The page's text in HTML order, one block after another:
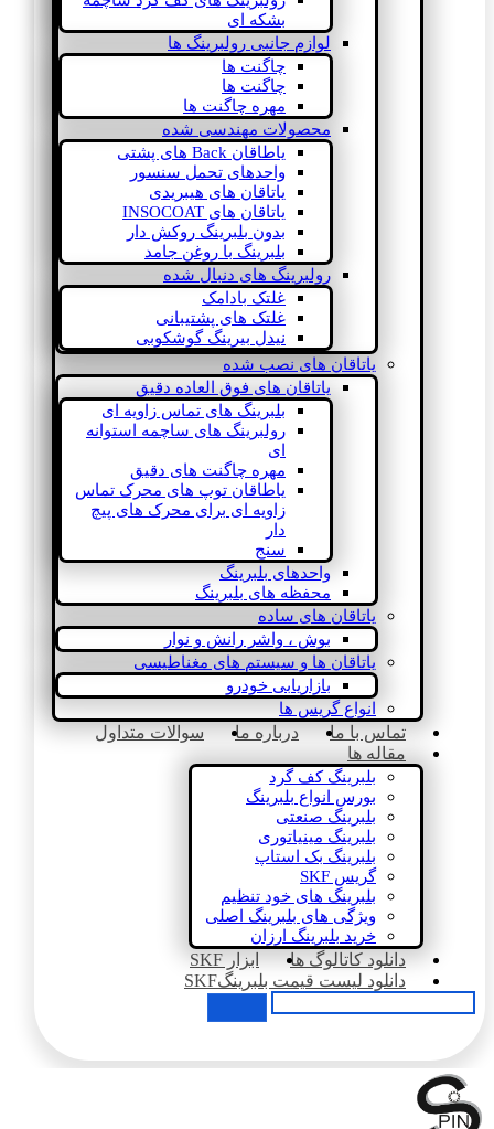
بشکه ای
لوازم جانبی رولبرینگ ها
چاگنت ها
چاگنت ها
مهره چاگنت ها
محصولات مهندسی شده
یاطاقان Back های پشتی
واحدهای تحمل سنسور
یاتاقان های هیبریدی
یاتاقان های INSOCOAT
بدون بلبرینگ روکش دار
بلبرینگ با روغن جامد
رولبرینگ های دنبال شده
غلتک بادامک
غلتک های پشتیبانی
نیدل بیرینگ گوشکوبی
یاتاقان های نصب شده
یاتاقان های فوق العاده دقیق
بلبرینگ های تماس زاویه ای
رولبرینگ های ساچمه استوانه
ای
مهره چاگنت های دقیق
یاطاقان توپ های محرک تماس
زاویه ای برای محرک های پیچ
دار
سنج
واحدهای بلبرینگ
محفظه های بلبرینگ
یاتاقان های ساده
بوش ، واشر رانش و نوار
یاتاقان ها و سیستم های مغناطیسی
بازاریابی خودرو
انواع گریس ها
تماس با ما درباره ما
سوالات متداول
مقاله ها
بلبرینگ کف گرد
بورس انواع بلبرینگ
بلبرینگ صنعتی
بلبرینگ مینیاتوری
بلبرینگ بک استاپ
گریس SKF
بلبرینگ های خود تنظیم
ویژگی های بلبرینگ اصلی
خرید بلبرینگ ارزان
دانلود کاتالوگ ها
ابزار SKF
دانلود لیست قیمت بلبرینگSKF